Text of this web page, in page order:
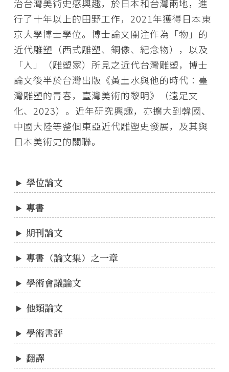
治台灣美術史感興趣，於日本和台灣兩地，進
行了十年以上的田野工作，2021年獲得日本東
京大學博士學位。博士論文關注作為「物」的
近代雕塑（西式雕塑、銅像、紀念物），以及
「人」（雕塑家）所見之近代台灣雕塑，博士
論文後半於台灣出版《黃土水與他的時代：臺
灣雕塑的青春，臺灣美術的黎明》（遠足文
化、2023）。近年研究興趣，亦擴大到韓國、
中國大陸等整個東亞近代雕塑史發展，及其與
日本美術史的關聯。
學位論文
專書
期刊論文
專書（論文集）之一章
學術會議論文
他類論文
學術書評
翻譯